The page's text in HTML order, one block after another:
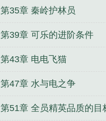
第35章 秦岭护林员
第39章 可乐的进阶条件
第43章 电电飞猫
第47章 水与电之争
第51章 全员精英品质的目